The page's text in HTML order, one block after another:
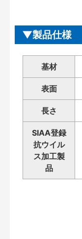
製品仕様
基材
表面
長さ
SIAA登録
抗ウイル
ス加工製
品